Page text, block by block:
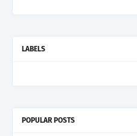
LABELS
POPULAR POSTS